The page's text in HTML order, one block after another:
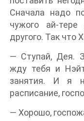
Сначала надо
чужого ай-
другого. Так что
— Ступай, Дея.
жду тебя и
занятия. И я
расписание,
— Хорошо,